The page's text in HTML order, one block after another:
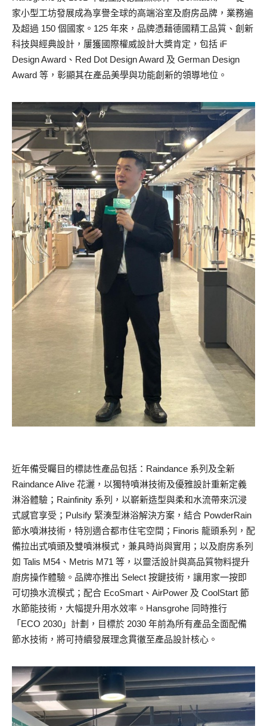
家小型工坊發展成為享譽全球的高端浴室及廚房品牌，業務遍
及超過 150 個國家。125 年來，品牌憑藉德國精工品質、創新
科技與經典設計，屢獲國際權威設計大獎肯定，包括 iF
Design Award、Red Dot Design Award 及 German Design
Award 等，彰顯其在產品美學與功能創新的領導地位。
近年備受矚目的標誌性產品包括：Raindance 系列及全新
Raindance Alive 花灑，以獨特噴淋技術及優雅設計重新定義
淋浴體驗；Rainfinity 系列，以嶄新造型與柔和水流帶來沉浸
式感官享受；Pulsify 緊湊型淋浴解決方案，結合 PowderRain
節水噴淋技術，特別適合都市住宅空間；Finoris 龍頭系列，配
備拉出式噴頭及雙噴淋模式，兼具時尚與實用；以及廚房系列
如 Talis M54、Metris M71 等，以靈活設計與高品質物料提升
廚房操作體驗。品牌亦推出 Select 按鍵技術，讓用家一按即
可切換水流模式；配合 EcoSmart、AirPower 及 CoolStart 節
水節能技術，大幅提升用水效率。Hansgrohe 同時推行
「ECO 2030」計劃，目標於 2030 年前為所有產品全面配備
節水技術，將可持續發展理念貫徹至產品設計核心。